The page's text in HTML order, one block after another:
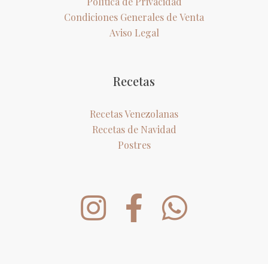
Condiciones Generales de Venta
Aviso Legal
Recetas
Recetas Venezolanas
Recetas de Navidad
Postres